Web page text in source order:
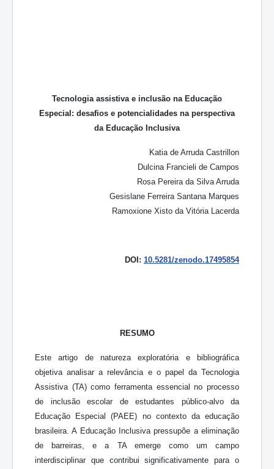
Tecnologia assistiva e inclusão na Educação
Especial: desafios e potencialidades na perspectiva
da Educação Inclusiva
Katia de Arruda Castrillon
Dulcina Francieli de Campos
Rosa Pereira da Silva Arruda
Gesislane Ferreira Santana Marques
Ramoxione Xisto da Vitória Lacerda
DOI: 10.5281/zenodo.17495854
RESUMO
Este artigo de natureza exploratória e bibliográfica
objetiva analisar a relevância e o papel da Tecnologia
Assistiva (TA) como ferramenta essencial no processo
de inclusão escolar de estudantes público-alvo da
Educação Especial (PAEE) no contexto da educação
brasileira. A Educação Inclusiva pressupõe a eliminação
de barreiras, e a TA emerge como um campo
interdisciplinar que contribui significativamente para o